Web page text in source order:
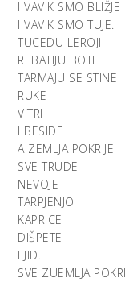
I VAVIK SMO BLIŽJE
I VAVIK SMO TUJE.
TUCEDU LEROJI
REBATIJU BOTE
TARMAJU SE STINE
RUKE
VITRI
I BESIDE
A ZEMLJA POKRIJE
SVE TRUDE
NEVOJE
TARPJENJO
KAPRICE
DIŠPETE
I JID.
SVE ZUEMLJA